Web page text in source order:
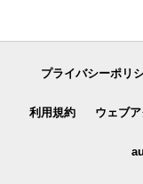
プライバシーポリ
利用規約 ウェブ